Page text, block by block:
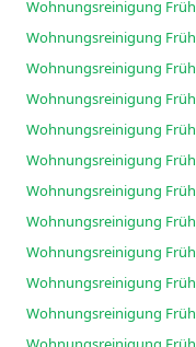
Wohnungsreinigung
Wohnungsreinigung
Wohnungsreinigung
Wohnungsreinigung
Wohnungsreinigung
Wohnungsreinigung
Wohnungsreinigung
Wohnungsreinigung
Wohnungsreinigung
Wohnungsreinigung
Wohnungsreinigung